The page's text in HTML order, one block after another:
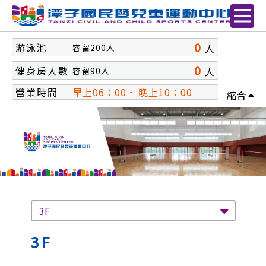
游泳池 容留200 人 0 人
健身房人數 容留90 人 0 人
營業時間
早上06：00 ~ 晚上10：00 縮合
3F